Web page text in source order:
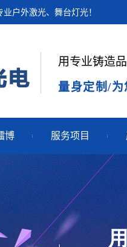
户外激光、舞台灯光！
用专业铸造
量身定制/
博 服务项目